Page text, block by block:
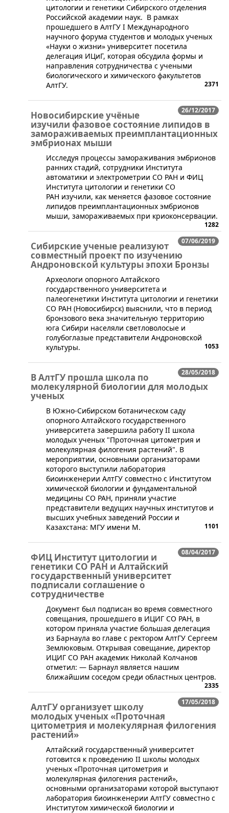
цитологии и генетики Сибирского отделения
Российской академии наук. В рамках
прошедшего в АлтГУ I Международного
научного форума студентов и молодых ученых
«Науки о жизни» университет посетила
делегация ИЦиГ, которая обсудила формы и
направления сотрудничества с учеными
биологического и химического факультетов
АлтГУ.
2371
26/12/2017
Новосибирские учёные
изучили фазовое состояние липидов в
замораживаемых преимплантационных
эмбрионах мыши
Исследуя процессы замораживания эмбрионов
ранних стадий, сотрудники Института
автоматики и электрометрии СО РАН и ФИЦ
Института цитологии и генетики СО
РАН изучили, как меняется фазовое состояние
липидов преимплантационных эмбрионов
мыши, замораживаемых при криоконсервации.
1282
07/06/2019
Сибирские ученые реализуют
совместный проект по изучению
Андроновской культуры эпохи Бронзы
​Археологи опорного Алтайского
государственного университета и
палеогенетики Института цитологии и генетики
СО РАН (Новосибирск) выяснили, что в период
бронзового века значительную территорию
юга Сибири населяли светловолосые и
голубоглазые представители Андроновской
культуры.
1053
28/05/2018
В АлтГУ прошла школа по
молекулярной биологии для молодых
ученых
​В Южно-Сибирском ботаническом саду
опорного Алтайского государственного
университета завершила работу II школа
молодых ученых "Проточная цитометрия и
молекулярная филогения растений". В
мероприятии, основными организаторами
которого выступили лаборатория
биоинженерии АлтГУ совместно с Институтом
химической биологии и фундаментальной
медицины СО РАН, приняли участие
представители ведущих научных институтов и
высших учебных заведений России и
Казахстана: МГУ имени М.
1101
08/04/2017
ФИЦ Институт цитологии и
генетики СО РАН и Алтайский
государственный университет
подписали соглашение о
сотрудничестве
Документ был подписан во время совместного
совещания, прошедшего в ИЦИГ СО РАН, в
котором приняла участие большая делегация
из Барнаула во главе с ректором АлтГУ Сергеем
Землюковым. Открывая совещание, директор
ИЦИГ СО РАН академик Николай Колчанов
отметил: — Барнаул является нашим
ближайшим соседом среди областных центров.
2335
17/05/2018
АлтГУ организует школу
молодых ученых «Проточная
цитометрия и молекулярная филогения
растений»
​Алтайский государственный университет
готовится к проведению II школы молодых
ученых «Проточная цитометрия и
молекулярная филогения растений»,
основными организаторами которой выступают
лаборатория биоинженерии АлтГУ совместно с
Институтом химической биологии и